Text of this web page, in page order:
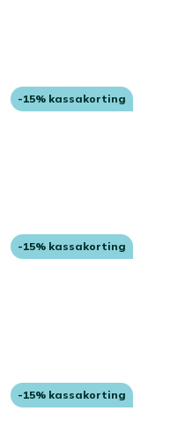
-15% kassakorting
-15% kassakorting
-15% kassakorting